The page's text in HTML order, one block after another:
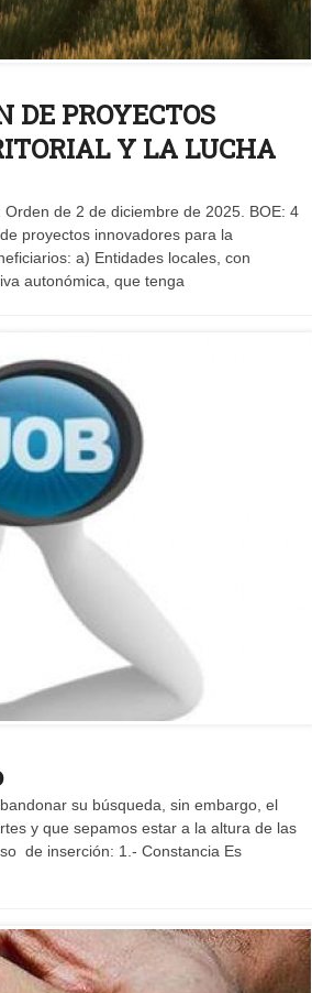
PROYECTOS
Y LA LUCHA
de 2 de diciembre de 2025. BOE: 4
proyectos innovadores para la
a) Entidades locales, con
autonómica, que tenga
su búsqueda, sin embargo, el
y que sepamos estar a la altura de las
de inserción: 1.- Constancia Es